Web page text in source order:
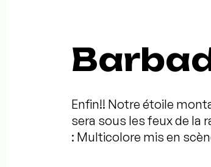
Enfin!! Notre étoile
sera sous les feux de la
: Multicolore mis en